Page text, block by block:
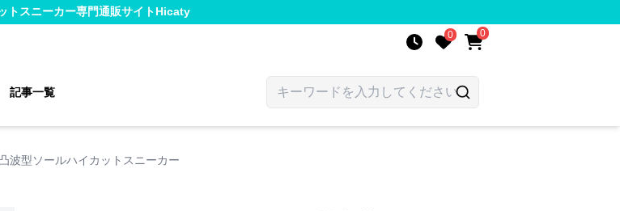
トスニーカー専門通販サイトHicaty
0 0
記事一覧
波型ソールハイカットスニーカー